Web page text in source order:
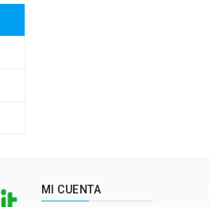
MI CUENTA